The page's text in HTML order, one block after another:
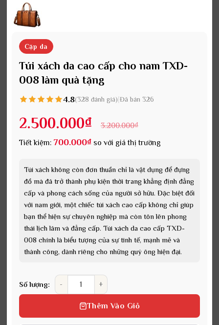
Cặp da
Túi xách da cao cấp cho nam TXD-
008 làm quà tặng
4.8(328 đánh giá)|Đã bán 326
2.500.000₫ 3.200.000₫
Tiết kiệm: 700.000₫so với giá thị trường
Túi xách không còn đơn thuần chỉ là vật dụng để đựng
đồ mà đã trở thành phụ kiện thời trang khẳng định đẳng
cấp và phong cách sống của người sở hữu. Đặc biệt đối
với nam giới, một chiếc túi xách cao cấp không chỉ giúp
bạn thể hiện sự chuyên nghiệp mà còn tôn lên phong
thái lịch lãm và đẳng cấp. Túi xách da cao cấp TXD-
008 chính là biểu tượng của sự tinh tế, mạnh mẽ và
thành công, dành riêng cho những quý ông hiện đại.
Số lượng:
Túi xách da cao cấp cho nam TXD-008 làm quà
Thêm Vào Giỏ